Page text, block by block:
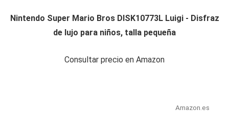
Nintendo Super Mario Bros DISK10773L Luigi - Disfraz
de lujo para niños, talla pequeña
Consultar precio en Amazon
Amazon.es